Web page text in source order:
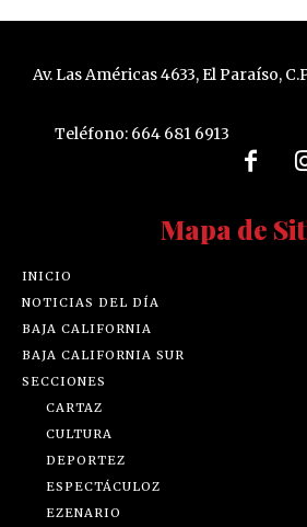
Av. Las Américas 4633, El Paraíso,
Teléfono: 664 681 6913
Mapa de
INICIO
NOTICIAS DEL DÍA
BAJA CALIFORNIA
BAJA CALIFORNIA SUR
SECCIONES
CARTAZ
CULTURA
DEPORTEZ
ESPECTÁCULOZ
EZENARIO